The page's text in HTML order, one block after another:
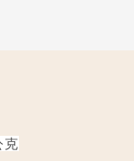
克